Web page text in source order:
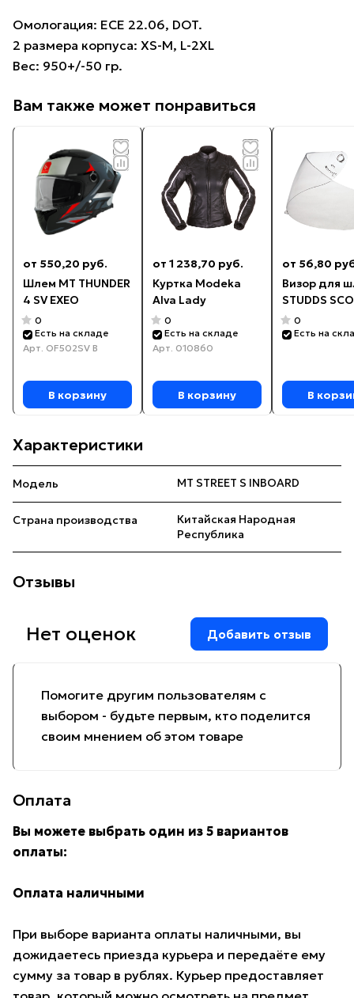
Омологация: ECE 22.06, DOT.
2 размера корпуса: XS-M, L-2XL
Вес: 950+/-50 гр.
Вам также может понравиться
от 550,20 руб.
Шлем MT THUNDER
4 SV EXEO
0
Есть на складе
Арт. OF502SV B
В корзину
от 1 238,70 руб.
Куртка Modeka
Alva Lady
0
Есть на складе
Арт. 010860
В корзину
от 56,80
Визор для
STUDDS
0
Есть на
В
Характеристики
Модель MT STREET S INBOARD
Страна производства
Китайская Народная
Республика
Отзывы
Помогите другим пользователям с
выбором - будьте первым, кто поделится
своим мнением об этом товаре
Нет оценок Добавить отзыв
Оплата
Вы можете выбрать один из 5 вариантов
оплаты:
Оплата наличными
При выборе варианта оплаты наличными, вы
дожидаетесь приезда курьера и передаёте ему
сумму за товар в рублях. Курьер предоставляет